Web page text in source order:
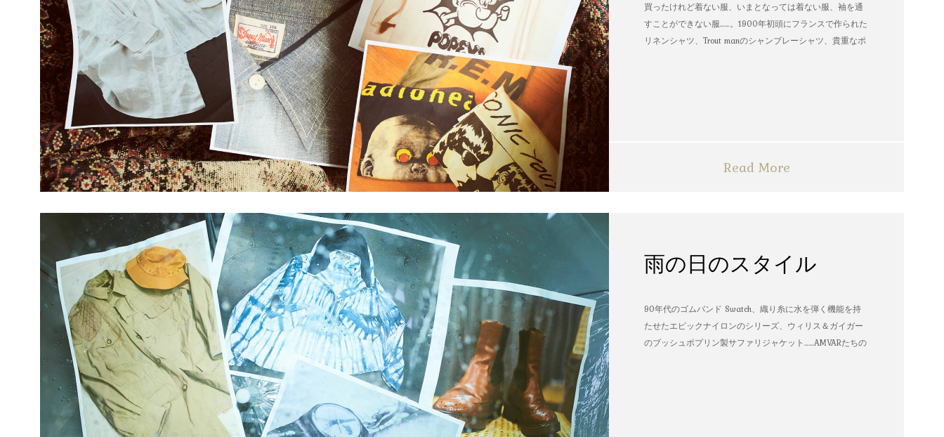
買ったけれど着ない服、いまとなっては着ない服、袖を通
すことができない服……。1900年初頭にフランスで作られた
リネンシャツ、Trout manのシャンブレーシャツ、貴重なポ
Read More
雨の日のスタイル
90年代のゴムバンド Swatch、織り糸に水を弾く機能を持
たせたエピックナイロンのシリーズ、ウィリス＆ガイガー
のブッシュポプリン製サファリジャケット……AMVARたちの